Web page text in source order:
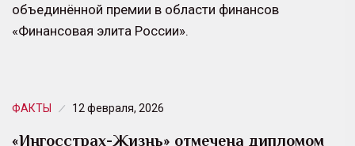
объединённой премии в области финансов
«Финансовая элита России».
ФАКТЫ 12 февраля, 2026
«Ингосстрах-Жизнь» отмечена дипломом